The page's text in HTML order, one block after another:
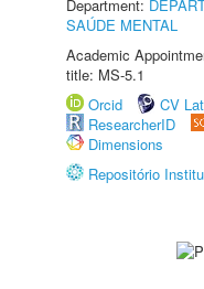
Department:
SAÚDE MENTAL
Academic
title: MS-5.1
Orcid
CV
ResearcherID
Dimensions
Repositório